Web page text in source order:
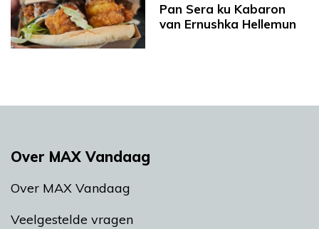
Pan Sera ku Kabaron
van Ernushka Hellemun
Over MAX Vandaag
Over MAX Vandaag
Veelgestelde vragen